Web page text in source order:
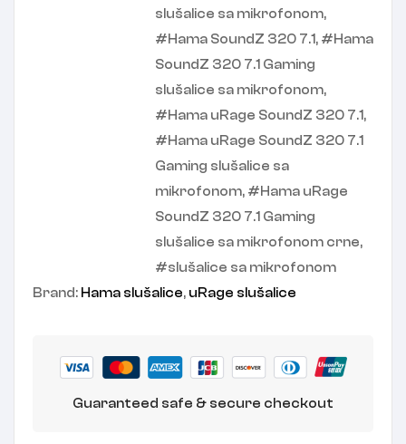
slušalice sa mikrofonom,
Hama SoundZ 320 7.1,
Hama
SoundZ 320 7.1 Gaming
slušalice sa mikrofonom,
Hama uRage SoundZ 320 7.1,
Hama uRage SoundZ 320 7.1
Gaming slušalice sa
mikrofonom,
Hama uRage
SoundZ 320 7.1 Gaming
slušalice sa mikrofonom crne,
slušalice sa mikrofonom
Brand: Hama slušalice, uRage slušalice
Guaranteed safe & secure checkout